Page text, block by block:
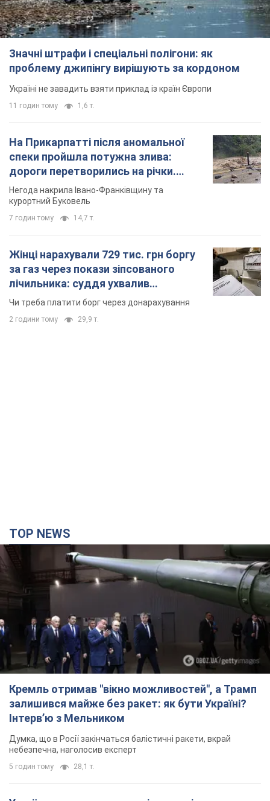
Значні штрафи і спеціальні полігони: як
проблему джипінгу вирішують за кордоном
Україні не завадить взяти приклад із країн Європи
11 годин тому 1,6 т.
На Прикарпатті після аномальної
спеки пройшла потужна злива:
дороги перетворились на річки.
Відео
Негода накрила Івано-Франківщину та
курортний Буковель
7 годин тому 14,7 т.
Жінці нарахували 729 тис. грн боргу
за газ через покази зіпсованого
лічильника: суддя ухвалив
неочікуване рішення
Чи треба платити борг через донарахування
2 години тому 29,9 т.
TOP NEWS
Кремль отримав "вікно можливостей", а Трамп
залишився майже без ракет: як бути Україні?
Інтерв’ю з Мельником
Думка, що в Росії закінчаться балістичні ракети, вкрай
небезпечна, наголосив експерт
5 годин тому 28,1 т.